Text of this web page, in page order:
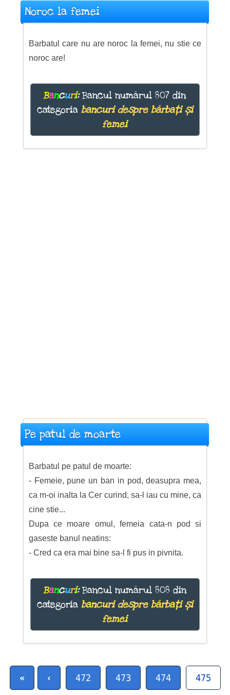
Noroc la femei
Barbatul care nu are noroc la femei, nu stie ce
noroc are!
Bancuri:Bancul numărul 807 din
categoria bancuri despre bărbați și
femei
Pe patul de moarte
Barbatul pe patul de moarte:
- Femeie, pune un ban in pod, deasupra mea,
ca m-oi inalta la Cer curind, sa-l iau cu mine, ca
cine stie...
Dupa ce moare omul, femeia cata-n pod si
gaseste banul neatins:
- Cred ca era mai bine sa-l fi pus in pivnita.
Bancuri:Bancul numărul 808 din
categoria bancuri despre bărbați și
femei
« ‹ 472 473 474 475